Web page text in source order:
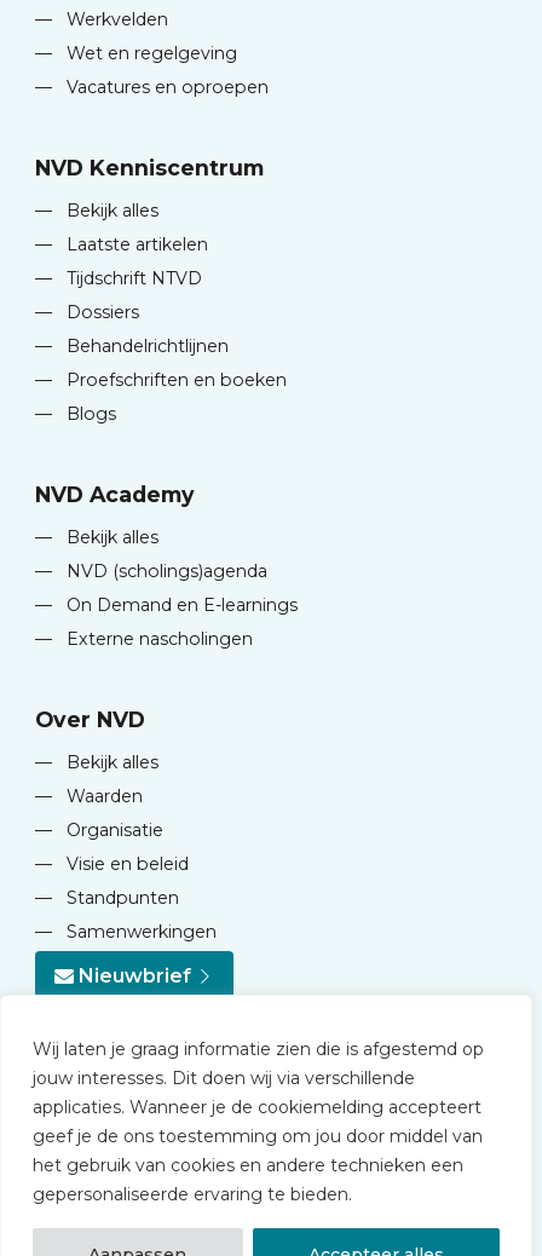
Wij laten je graag informatie zien die is afgestemd op
jouw interesses. Dit doen wij via verschillende
applicaties. Wanneer je de cookiemelding accepteert
geef je de ons toestemming om jou door middel van
het gebruik van cookies en andere technieken een
gepersonaliseerde ervaring te bieden.
—
Werkvelden
—
Wet en regelgeving
—
Vacatures en oproepen
NVD Kenniscentrum
—
Bekijk alles
—
Laatste artikelen
—
Tijdschrift NTVD
—
Dossiers
—
Behandelrichtlijnen
—
Proefschriften en boeken
—
Blogs
NVD Academy
—
Bekijk alles
—
NVD (scholings)agenda
—
On Demand en E-learnings
—
Externe nascholingen
Over NVD
—
Bekijk alles
—
Waarden
—
Organisatie
—
Visie en beleid
—
Standpunten
—
Samenwerkingen
Nieuwbrief
© 2026 NVD
Privacy statement
Disclaimer